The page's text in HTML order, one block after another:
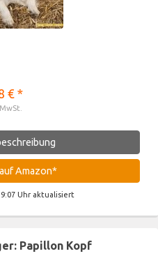
€ *
Amazon*
Uhr aktualisiert
Papillon Kopf